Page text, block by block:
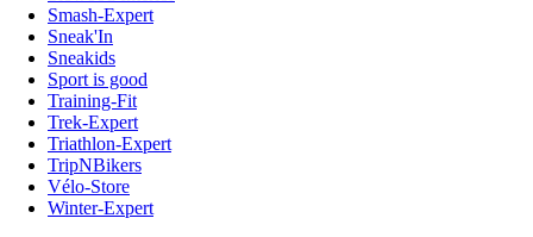
Smash-Expert
Sneak'In
Sneakids
Sport is good
Training-Fit
Trek-Expert
Triathlon-Expert
TripNBikers
Vélo-Store
Winter-Expert